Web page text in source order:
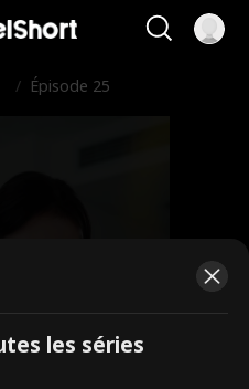
/ Épisode 25
payants.
les séries